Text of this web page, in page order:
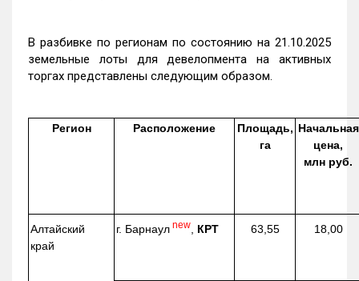
В разбивке по регионам по состоянию на 21.10.2025
земельные лоты для девелопмента на активных
торгах представлены следующим образом.
Регион Расположение
Площадь,
га
Начальная
цена,
млн руб.
Алтайский
край
г. Барнаул new КРТ 63,55 18,00